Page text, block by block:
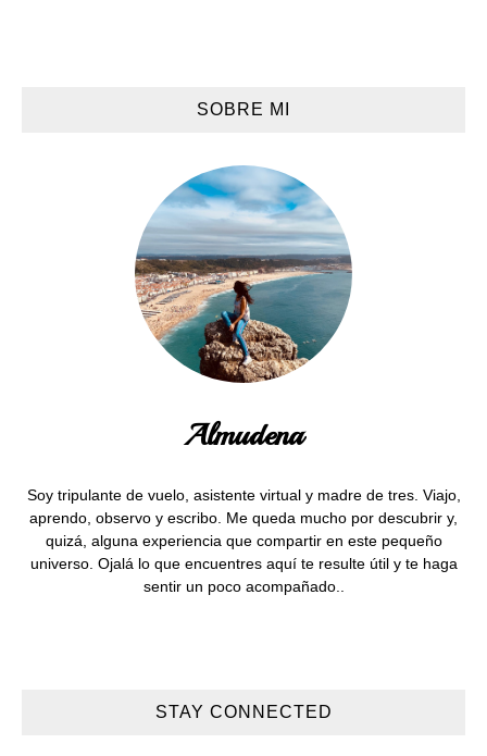
SOBRE MI
Almudena
Soy tripulante de vuelo, asistente virtual y madre de tres. Viajo,
aprendo, observo y escribo. Me queda mucho por descubrir y,
quizá, alguna experiencia que compartir en este pequeño
universo. Ojalá lo que encuentres aquí te resulte útil y te haga
sentir un poco acompañado..
STAY CONNECTED